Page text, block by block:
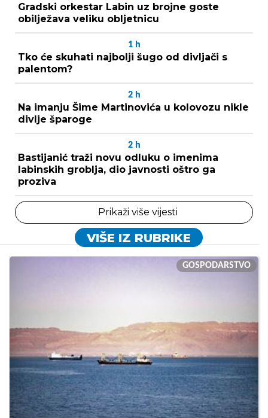
Gradski orkestar Labin uz brojne goste
obilježava veliku obljetnicu
1 h
Tko će skuhati najbolji šugo od divljači s
palentom?
2 h
Na imanju Šime Martinovića u kolovozu nikle
divlje šparoge
2 h
Bastijanić traži novu odluku o imenima
labinskih groblja, dio javnosti oštro ga
proziva
Prikaži više vijesti
VIŠE IZ RUBRIKE
GOSPODARSTVO